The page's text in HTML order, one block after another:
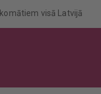
visā Latvijā